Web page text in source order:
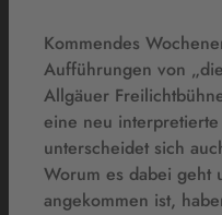
Kommendes
Aufführungen von
Allgäuer
eine neu
unterscheidet sich
Worum es dabei geht
angekommen ist,